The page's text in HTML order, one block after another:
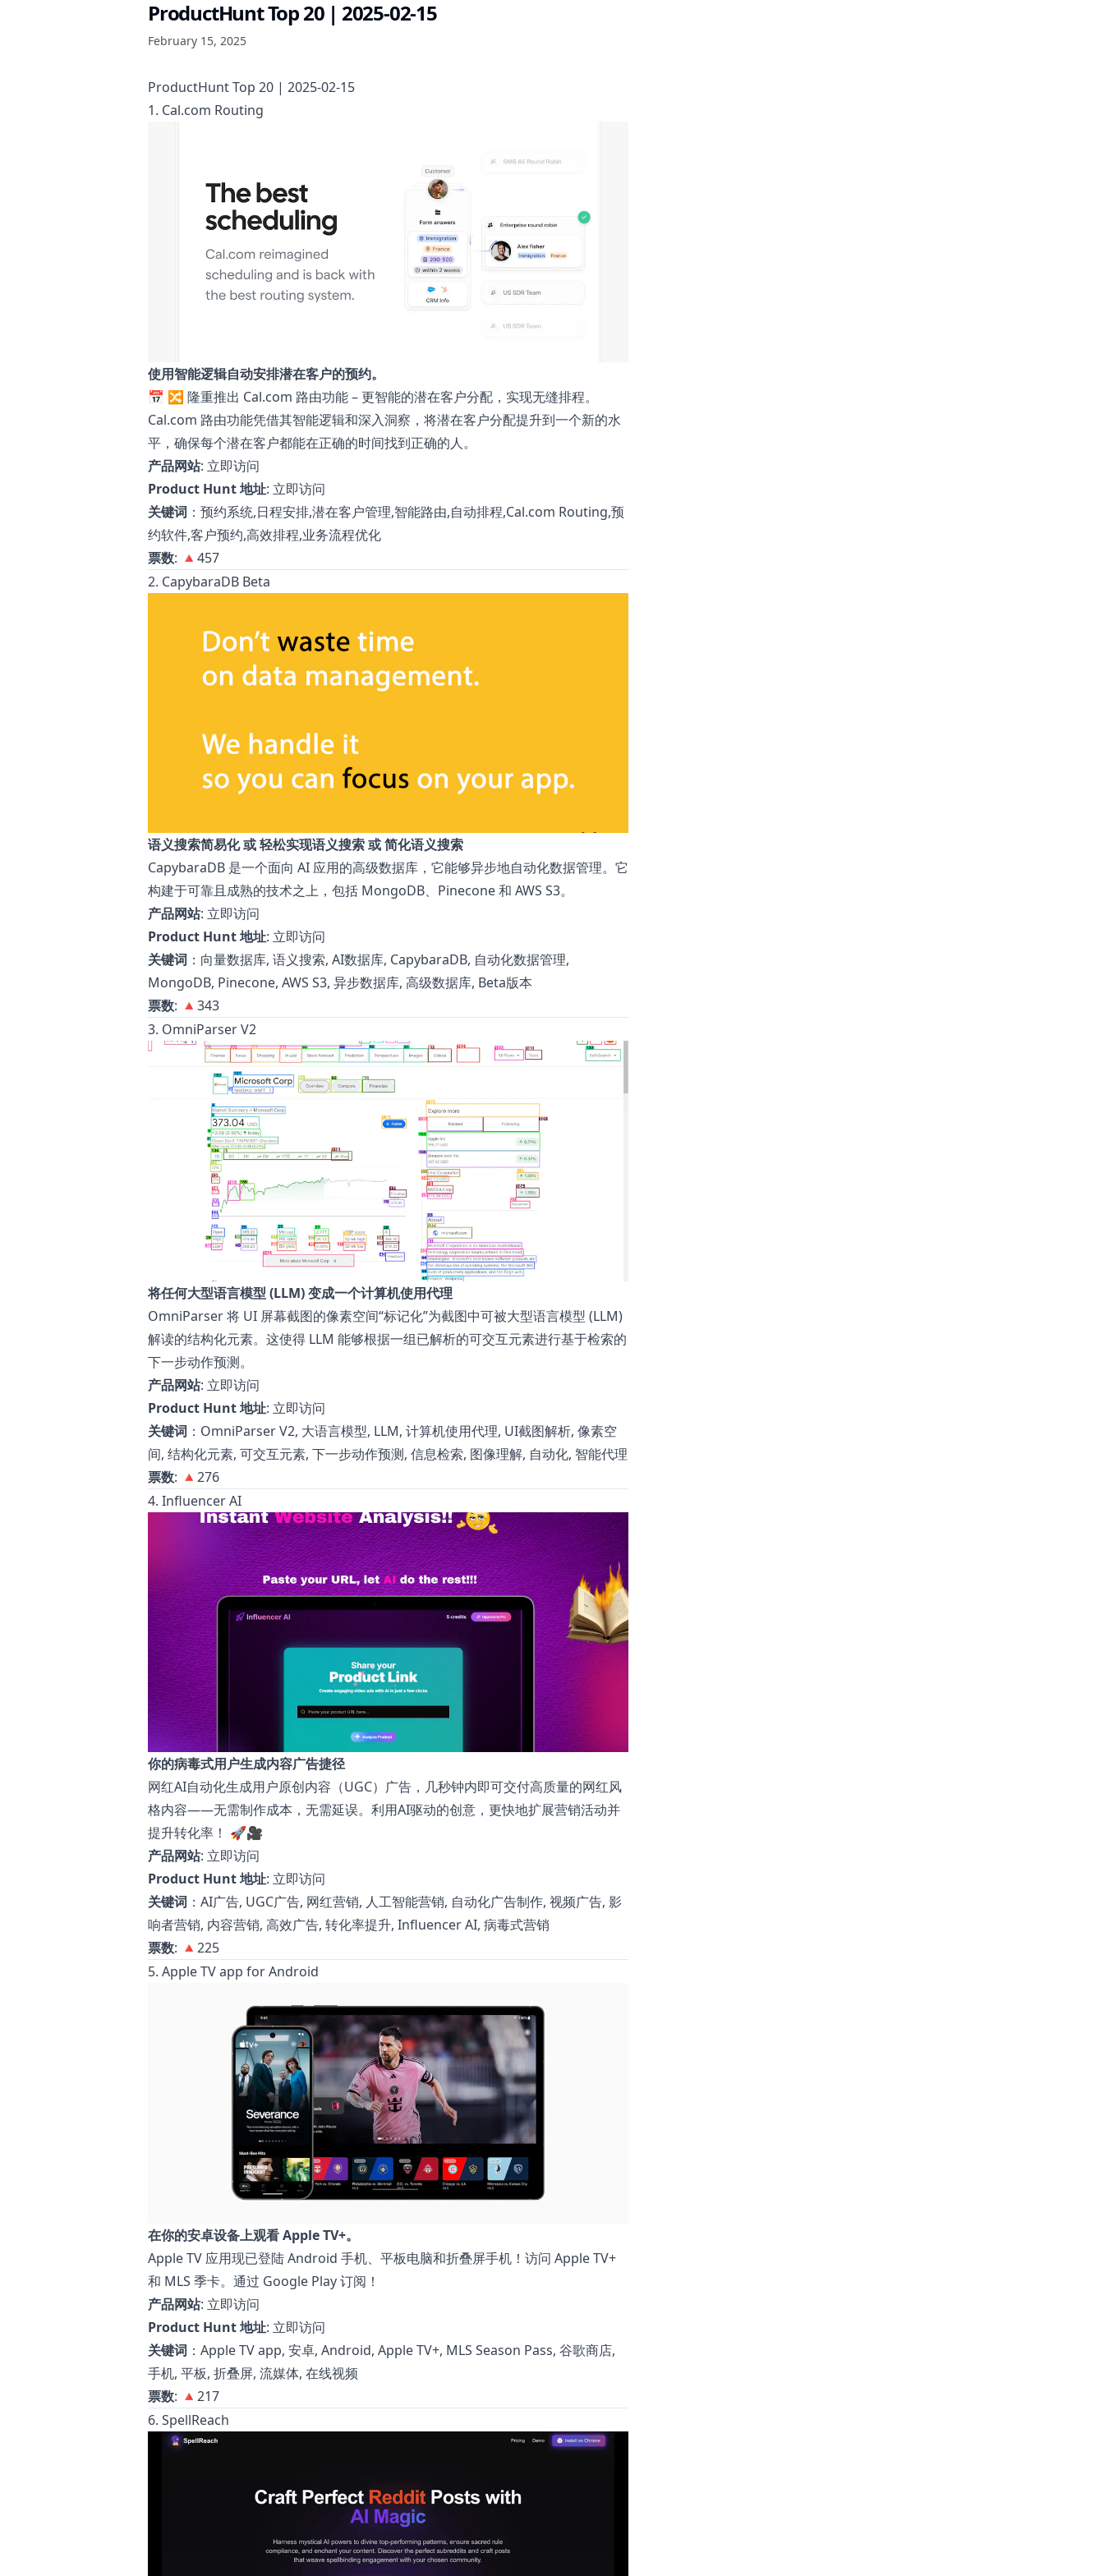
ProductHunt Top 20 | 2025-02-15
February 15, 2025
ProductHunt Top 20 | 2025-02-15
1. Cal.com Routing
使用智能逻辑自动安排潜在客户的预约。
📅 🔀 隆重推出 Cal.com 路由功能 – 更智能的潜在客户分配，实现无缝排程。
Cal.com 路由功能凭借其智能逻辑和深入洞察，将潜在客户分配提升到一个新的水
平，确保每个潜在客户都能在正确的时间找到正确的人。
产品网站: 立即访问
Product Hunt 地址: 立即访问
关键词 ：预约系统,日程安排,潜在客户管理,智能路由,自动排程,Cal.com Routing,预
约软件,客户预约,高效排程,业务流程优化
票数: 🔺457
2. CapybaraDB Beta
语义搜索简易化 或 轻松实现语义搜索 或 简化语义搜索
CapybaraDB 是一个面向 AI 应用的高级数据库，它能够异步地自动化数据管理。它
构建于可靠且成熟的技术之上，包括 MongoDB、Pinecone 和 AWS S3。
产品网站: 立即访问
Product Hunt 地址: 立即访问
关键词 ：向量数据库, 语义搜索, AI数据库, CapybaraDB, 自动化数据管理,
MongoDB, Pinecone, AWS S3, 异步数据库, 高级数据库, Beta版本
票数: 🔺343
3. OmniParser V2
将任何大型语言模型 (LLM) 变成一个计算机使用代理
OmniParser 将 UI 屏幕截图的像素空间“标记化”为截图中可被大型语言模型 (LLM)
解读的结构化元素。这使得 LLM 能够根据一组已解析的可交互元素进行基于检索的
下一步动作预测。
产品网站: 立即访问
Product Hunt 地址: 立即访问
关键词 ：OmniParser V2, 大语言模型, LLM, 计算机使用代理, UI截图解析, 像素空
间, 结构化元素, 可交互元素, 下一步动作预测, 信息检索, 图像理解, 自动化, 智能代理
票数: 🔺276
4. Influencer AI
你的病毒式用户生成内容广告捷径
网红AI自动化生成用户原创内容（UGC）广告，几秒钟内即可交付高质量的网红风
格内容——无需制作成本，无需延误。利用AI驱动的创意，更快地扩展营销活动并
提升转化率！ 🚀🎥
产品网站: 立即访问
Product Hunt 地址: 立即访问
关键词 ：AI广告, UGC广告, 网红营销, 人工智能营销, 自动化广告制作, 视频广告, 影
响者营销, 内容营销, 高效广告, 转化率提升, Influencer AI, 病毒式营销
票数: 🔺225
5. Apple TV app for Android
在你的安卓设备上观看 Apple TV+。
Apple TV 应用现已登陆 Android 手机、平板电脑和折叠屏手机！访问 Apple TV+
和 MLS 季卡。通过 Google Play 订阅！
产品网站: 立即访问
Product Hunt 地址: 立即访问
关键词 ：Apple TV app, 安卓, Android, Apple TV+, MLS Season Pass, 谷歌商店,
手机, 平板, 折叠屏, 流媒体, 在线视频
票数: 🔺217
6. SpellReach